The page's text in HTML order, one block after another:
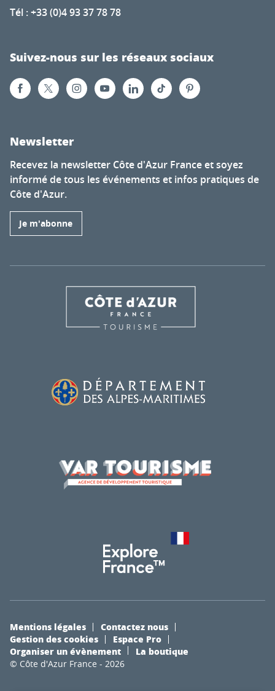
Tél : +33 (0)4 93 37 78 78
Suivez-nous sur les réseaux sociaux
Newsletter
Recevez la newsletter Côte d'Azur France et soyez
informé de tous les événements et infos pratiques de
Côte d'Azur.
Je m'abonne
© Côte d'Azur France - 2026
Mentions légales
Contactez nous
Gestion des cookies
Espace Pro
Organiser un évènement
La boutique